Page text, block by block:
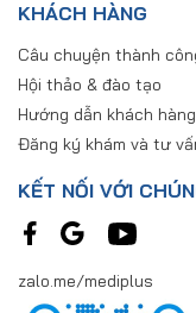
KHÁCH HÀNG
Câu chuyện thành
Hội thảo & đào tạo
Hướng dẫn khách hàng
Đăng ký khám và tư
KẾT NỐI VỚI
zalo.me/mediplus